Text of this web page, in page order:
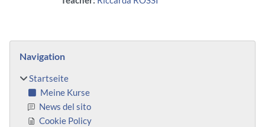
Blöcke
Navigation
Startseite
Meine Kurse
News del sito
Cookie Policy